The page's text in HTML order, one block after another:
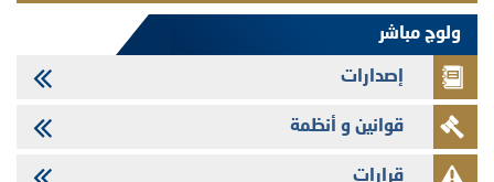
وفابايل - التحيين السنوي لملف المعلومات المتعلق ببرنامج إصدار سندات
شركات التمويل
29/07/2026
تهنئة بمناسبة عيد العرش المجيد
29/07/2026
تنشر الهيئة المغربية لسوق الرساميل العدد الرابع عشر من مجلة سوق الرساميل
ولوج مباشر
إصدارات
قوانين و أنظمة
قرارات